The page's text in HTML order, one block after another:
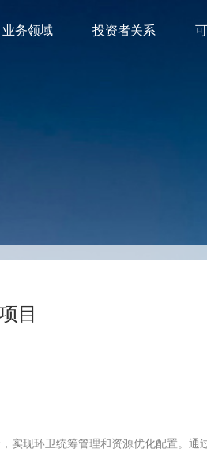
业务领域 投资者关系
目
实现环卫统筹管理和资源优化配置。通